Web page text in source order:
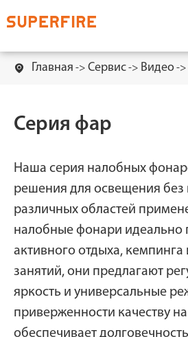
 Главная Сервис Видео
Серия фар
Наша серия налобных
решения для освещения
различных областей
налобные фонари идеально
активного отдыха,
занятий, они предлагают
яркость и универсальные
приверженности качеству
обеспечивает